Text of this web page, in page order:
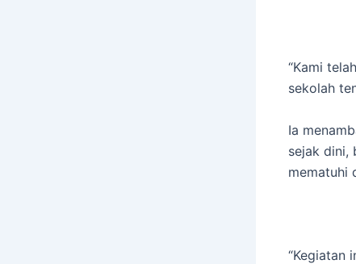
“Kami
sekolah
Ia
sejak dini,
mematuhi
“Kegiatan